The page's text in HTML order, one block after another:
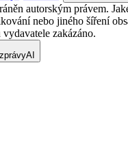
autorským právem.
nebo jiného šíření
zakázáno.
AI